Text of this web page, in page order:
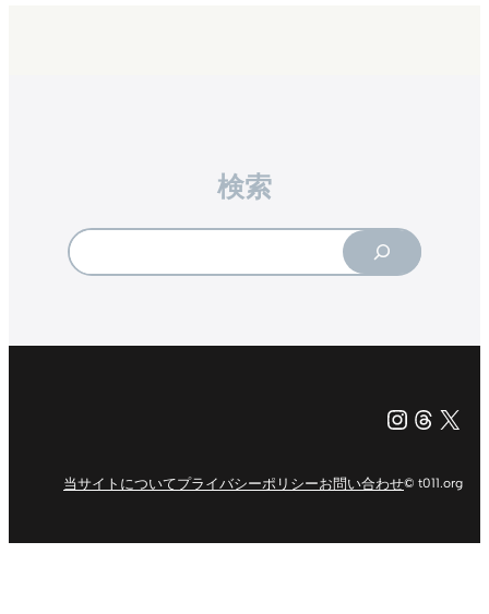
検索
X（旧
当サイトについてプライバシーポリシーお問い合わせ© t011.org